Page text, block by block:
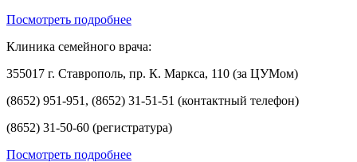
Посмотреть подробнее
Клиника семейного врача:
355017 г. Ставрополь, пр. К. Маркса, 110 (за ЦУМом)
(8652) 951-951, (8652) 31-51-51 (контактный телефон)
(8652) 31-50-60 (регистратура)
Посмотреть подробнее